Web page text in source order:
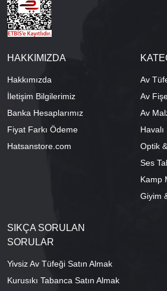
HAKKIMIZDA
Hakkımızda
İletişim Bilgilerimiz
Banka Hesaplarımız
Fiyat Farkı Ödeme
Hatsanstore.com
Av
Av
Av
Optik
Ses
Kamp
Giyim
SIKÇA SORULAN
SORULAR
Yivsiz Av Tüfeği Satın Almak
Kurusıkı Tabanca Satın Almak